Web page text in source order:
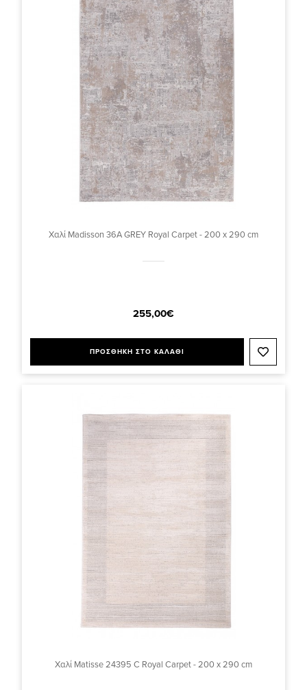
Χαλί Madisson 36A GREY Royal Carpet - 200 x 290 cm
255,00€
ΠΡΟΣΘΗΚΗ ΣΤΟ ΚΑΛΑΘΙ
Χαλί Matisse 24395 C Royal Carpet - 200 x 290 cm